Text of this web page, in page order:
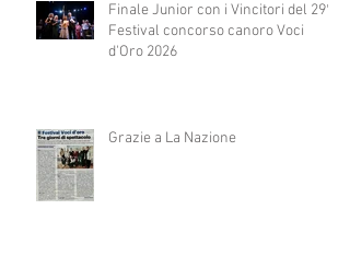
Finale Junior con i Vincitori del 29°
Festival concorso canoro Voci
d'Oro 2026
Grazie a La Nazione